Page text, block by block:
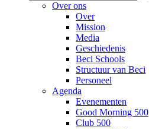
Over ons
Over
Mission
Media
Geschiedenis
Beci Schools
Structuur van Beci
Personeel
Agenda
Evenementen
Good Morning 500
Club 500